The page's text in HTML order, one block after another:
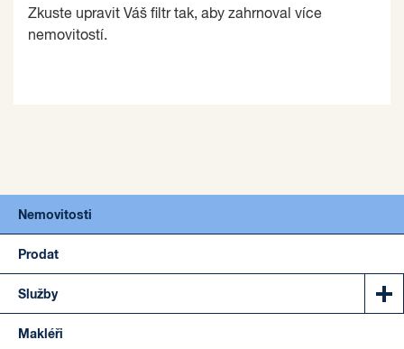
Zkuste upravit Váš filtr tak, aby zahrnoval více
nemovitostí.
Nemovitosti
Prodat
Služby
Makléři